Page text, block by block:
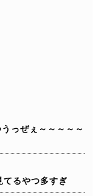
っぜぇ～～～～～
てるやつ多すぎ